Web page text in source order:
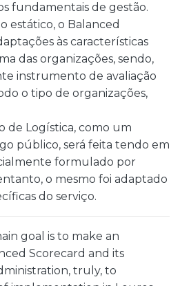
fundamentais de gestão.
estático, o Balanced
às características
das organizações, sendo,
instrumento de avaliação
o tipo de organizações,
de Logística, como um
público, será feita tendo em
formulado por
o mesmo foi adaptado
do serviço.
goal is to make an
Scorecard and its
truly, to